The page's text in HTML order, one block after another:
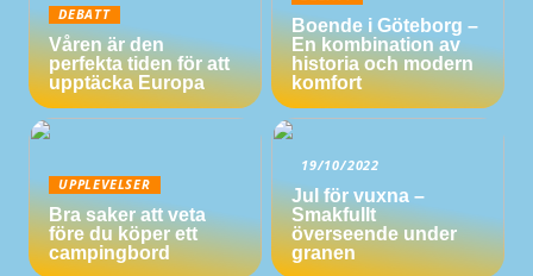
DEBATT
Våren är den
perfekta tiden för att
upptäcka Europa
Boende i Göteborg –
En kombination av
historia och modern
komfort
UPPLEVELSER
Bra saker att veta
före du köper ett
campingbord
19/10/2022
Jul för vuxna –
Smakfullt
överseende under
granen